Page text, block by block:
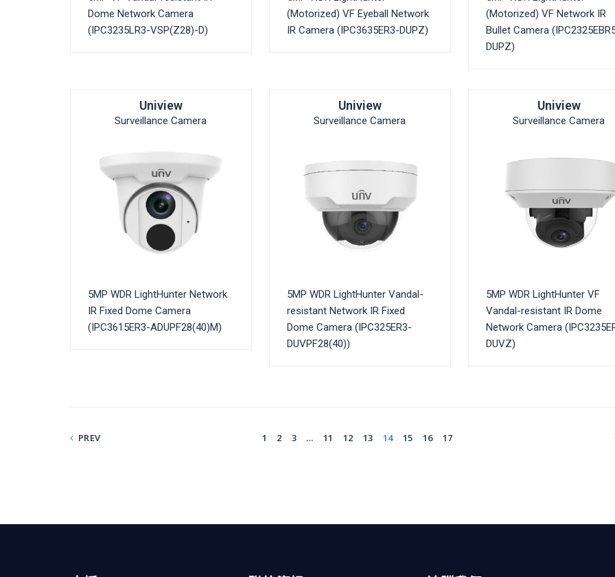
Dome Network Camera
(IPC3235LR3-VSP(Z28)-D)
(Motorized) VF Eyeball Network
IR Camera (IPC3635ER3-DUPZ)
(Motorized) VF Network IR
Bullet Camera
DUPZ)
Uniview
Surveillance Camera
5MP WDR LightHunter Network
IR Fixed Dome Camera
(IPC3615ER3-ADUPF28(40)M)
Uniview
Surveillance Camera
5MP WDR LightHunter Vandal-
resistant Network IR Fixed
Dome Camera (IPC325ER3-
DUVPF28(40))
Uniview
Surveillance Camera
5MP WDR LightHunter VF
Vandal-resistant IR Dome
Network Camera
DUVZ)
PREV 1 2 3 … 11 12 13 14 15 16 17